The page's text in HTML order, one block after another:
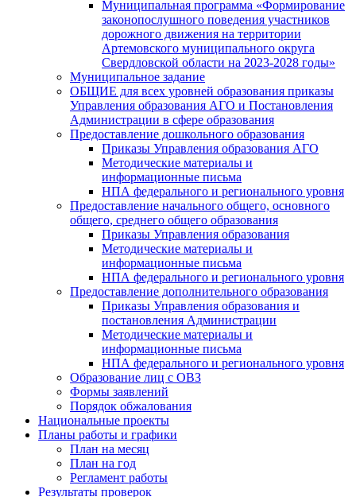
Муниципальная программа «Формирование
законопослушного поведения участников
дорожного движения на территории
Артемовского муниципального округа
Свердловской области на 2023-2028 годы»
Муниципальное задание
ОБЩИЕ для всех уровней образования приказы
Управления образования АГО и Постановления
Администрации в сфере образования
Предоставление дошкольного образования
Приказы Управления образования АГО
Методические материалы и
информационные письма
НПА федерального и регионального уровня
Предоставление начального общего, основного
общего, среднего общего образования
Приказы Управления образования
Методические материалы и
информационные письма
НПА федерального и регионального уровня
Предоставление дополнительного образования
Приказы Управления образования и
постановления Администрации
Методические материалы и
информационные письма
НПА федерального и регионального уровня
Образование лиц с ОВЗ
Формы заявлений
Порядок обжалования
Национальные проекты
Планы работы и графики
План на месяц
План на год
Регламент работы
Результаты проверок